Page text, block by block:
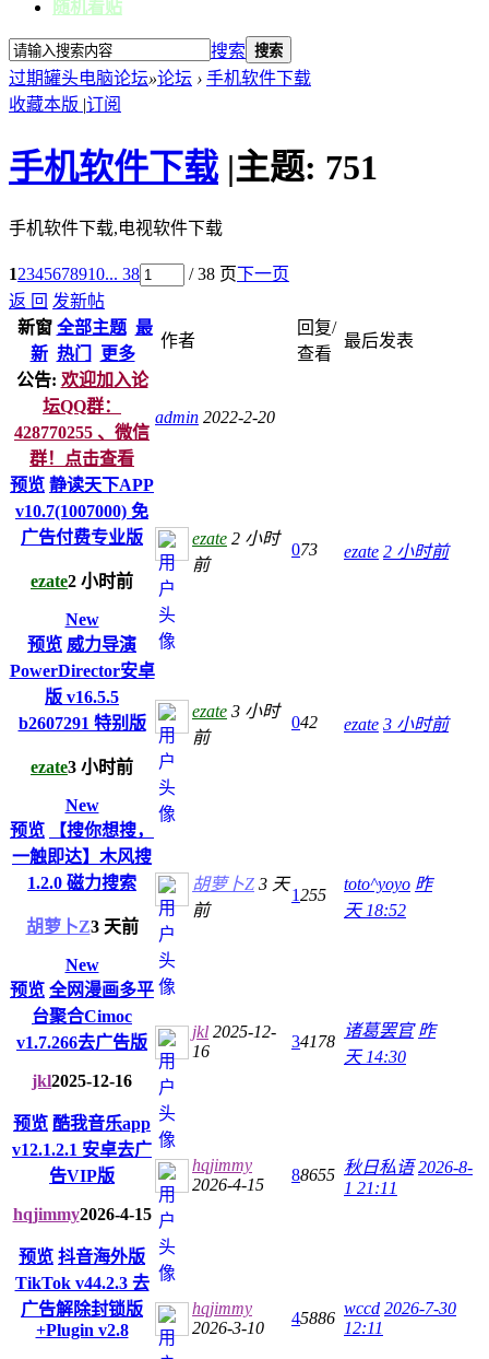
随机看贴
搜索 搜索
过期罐头电脑论坛»论坛 › 手机软件下载
收藏本版 |订阅
手机软件下载 |主题: 751
手机软件下载,电视软件下载
12345678910... 38 / 38 页下一页
返 回 发新帖
新窗 全部主题 最
新 热门 更多
作者
回复/
查看
最后发表
公告: 欢迎加入论
坛QQ群：
428770255 、微信
群！点击查看
admin 2022-2-20
预览 静读天下APP
v10.7(1007000) 免
广告付费专业版
ezate2 小时前
New
ezate 2 小时
前
073 ezate 2 小时前
预览 威力导演
PowerDirector安卓
版 v16.5.5
b2607291 特别版
ezate3 小时前
New
ezate 3 小时
前
042 ezate 3 小时前
预览
【搜你想搜，
一触即达】木风搜
1.2.0 磁力搜索
胡萝卜Z3 天前
New
胡萝卜Z 3 天
前
1255
toto^yoyo 昨
天 18:52
预览 全网漫画多平
台聚合Cimoc
v1.7.266去广告版
jkl2025-12-16
jkl 2025-12-
16
34178
诸葛罢官 昨
天 14:30
预览 酷我音乐app
v12.1.2.1 安卓去广
告VIP版
hqjimmy2026-4-15
hqjimmy
2026-4-15
88655 秋日私语 2026-8-
1 21:11
预览 抖音海外版
TikTok v44.2.3 去
广告解除封锁版
+Plugin v2.8
hqjimmy
2026-3-10
45886
wccd 2026-7-30
12:11